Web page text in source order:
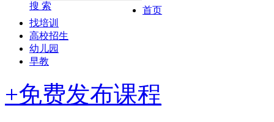
搜 索
首页
找培训
高校招生
幼儿园
早教
+免费发布课程